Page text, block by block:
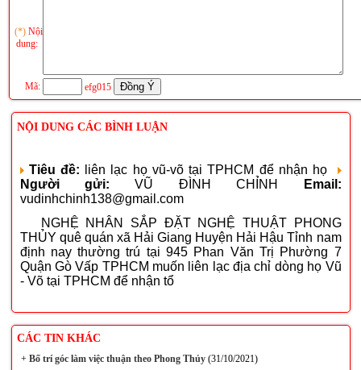
(*) Nội
dung:
Mã: efg015
NỘI DUNG CÁC BÌNH LUẬN
Tiêu đề: liên lạc họ vũ-võ tại TPHCM để nhận họ
Người gửi: VŨ ĐÌNH CHỈNH
Email:
vudinhchinh138@gmail.com
NGHỆ NHÂN SẮP ĐẶT NGHỆ THUẬT PHONG
THỦY quê quán xã Hải Giang Huyện Hải Hậu Tỉnh nam
định nay thường trú tại 945 Phan Văn Trị Phường 7
Quận Gò Vấp TPHCM muốn liên lạc địa chỉ dòng họ Vũ
- Võ tại TPHCM để nhận tổ
CÁC TIN KHÁC
+Bố trí góc làm việc thuận theo Phong Thủy(31/10/2021)